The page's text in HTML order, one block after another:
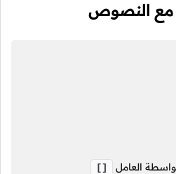
مع النصوص
العامل []